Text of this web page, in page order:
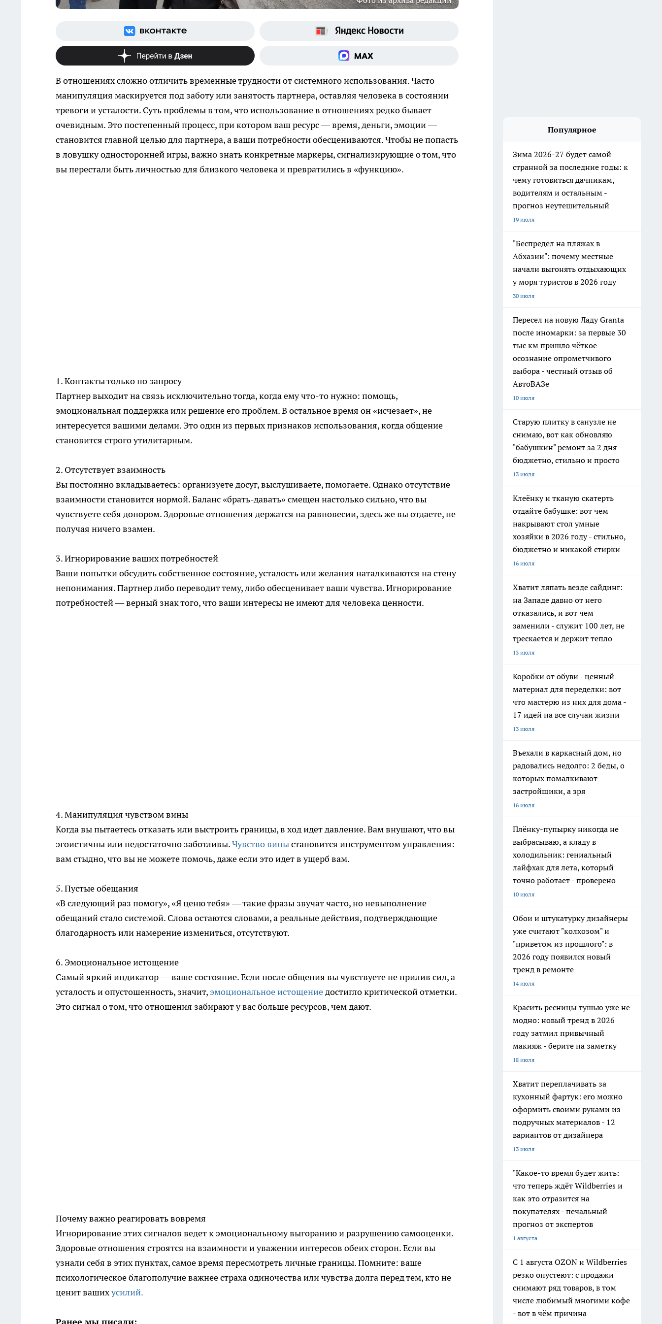
В отношениях сложно отличить временные трудности от системного использования. Часто
манипуляция маскируется под заботу или занятость партнера, оставляя человека в состоянии
тревоги и усталости. Суть проблемы в том, что использование в отношениях редко бывает
очевидным. Это постепенный процесс, при котором ваш ресурс — время, деньги, эмоции —
становится главной целью для партнера, а ваши потребности обесцениваются. Чтобы не попасть
в ловушку односторонней игры, важно знать конкретные маркеры, сигнализирующие о том, что
вы перестали быть личностью для близкого человека и превратились в «функцию».
1. Контакты только по запросу
Партнер выходит на связь исключительно тогда, когда ему что-то нужно: помощь,
эмоциональная поддержка или решение его проблем. В остальное время он «исчезает», не
интересуется вашими делами. Это один из первых признаков использования, когда общение
становится строго утилитарным.
2. Отсутствует взаимность
Вы постоянно вкладываетесь: организуете досуг, выслушиваете, помогаете. Однако отсутствие
взаимности становится нормой. Баланс «брать-давать» смещен настолько сильно, что вы
чувствуете себя донором. Здоровые отношения держатся на равновесии, здесь же вы отдаете, не
получая ничего взамен.
3. Игнорирование ваших потребностей
Ваши попытки обсудить собственное состояние, усталость или желания наталкиваются на стену
непонимания. Партнер либо переводит тему, либо обесценивает ваши чувства. Игнорирование
потребностей — верный знак того, что ваши интересы не имеют для человека ценности.
4. Манипуляция чувством вины
Когда вы пытаетесь отказать или выстроить границы, в ход идет давление. Вам внушают, что вы
эгоистичны или недостаточно заботливы.Чувство виныстановится инструментом управления:
вам стыдно, что вы не можете помочь, даже если это идет в ущерб вам.
5. Пустые обещания
«В следующий раз помогу», «Я ценю тебя» — такие фразы звучат часто, но невыполнение
обещаний стало системой. Слова остаются словами, а реальные действия, подтверждающие
благодарность или намерение измениться, отсутствуют.
6. Эмоциональное истощение
Самый яркий индикатор — ваше состояние. Если после общения вы чувствуете не прилив сил, а
усталость и опустошенность, значит, эмоциональное истощениедостигло критической отметки.
Это сигнал о том, что отношения забирают у вас больше ресурсов, чем дают.
Почему важно реагировать вовремя
Игнорирование этих сигналов ведет к эмоциональному выгоранию и разрушению самооценки.
Здоровые отношения строятся на взаимности и уважении интересов обеих сторон. Если вы
узнали себя в этих пунктах, самое время пересмотреть личные границы. Помните: ваше
психологическое благополучие важнее страха одиночества или чувства долга перед тем, кто не
ценит вашихусилий.
Популярное
Зима 2026-27 будет самой
странной за последние годы: к
чему готовиться дачникам,
водителям и остальным -
прогноз неутешительный
19 июля
"Беспредел на пляжах в
Абхазии": почему местные
начали выгонять отдыхающих
у моря туристов в 2026 году
30 июля
Пересел на новую Ладу Granta
после иномарки: за первые 30
тыс км пришло чёткое
осознание опрометчивого
выбора - честный отзыв об
АвтоВАЗе
10 июля
Старую плитку в санузле не
снимаю, вот как обновляю
"бабушкин" ремонт за 2 дня -
бюджетно, стильно и просто
13 июля
Клеёнку и тканую скатерть
отдайте бабушке: вот чем
накрывают стол умные
хозяйки в 2026 году - стильно,
бюджетно и никакой стирки
16 июля
Хватит ляпать везде сайдинг:
на Западе давно от него
отказались, и вот чем
заменили - служит 100 лет, не
трескается и держит тепло
13 июля
Коробки от обуви - ценный
материал для переделки: вот
что мастерю из них для дома -
17 идей на все случаи жизни
13 июля
Въехали в каркасный дом, но
радовались недолго: 2 беды, о
которых помалкивают
застройщики, а зря
16 июля
Плёнку-пупырку никогда не
выбрасываю, а кладу в
холодильник: гениальный
лайфхак для лета, который
точно работает - проверено
10 июля
Обои и штукатурку дизайнеры
уже считают "колхозом" и
"приветом из прошлого": в
2026 году появился новый
тренд в ремонте
14 июля
Красить ресницы тушью уже не
модно: новый тренд в 2026
году затмил привычный
макияж - берите на заметку
18 июля
Хватит переплачивать за
кухонный фартук: его можно
оформить своими руками из
подручных материалов - 12
вариантов от дизайнера
13 июля
"Какое-то время будет жить:
что теперь ждёт Wildberries и
как это отразится на
покупателях - печальный
прогноз от экспертов
1 августа
С 1 августа OZON и Wildberries
резко опустеют: с продажи
снимают ряд товаров, в том
числе любимый многими кофе
- вот в чём причина